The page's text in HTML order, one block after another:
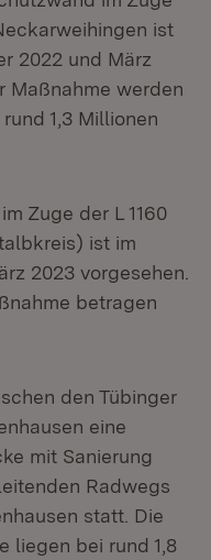
ist
2022 und März
Maßnahme werden
1,3 Millionen
Zuge der L 1160
ist im
2023 vorgesehen.
betragen
den Tübinger
eine
mit Sanierung
Radwegs
statt. Die
liegen bei rund 1,8